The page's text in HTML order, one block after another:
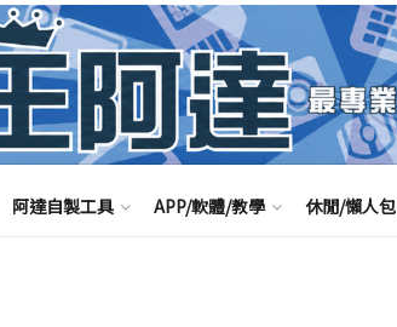
阿達自製工具 APP/軟體/教學 休閒/懶人包